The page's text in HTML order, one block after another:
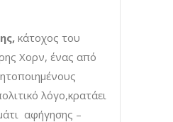
κάτοχος του
Χορν, ένας από
λόγο,κρατάει
αφήγησης –